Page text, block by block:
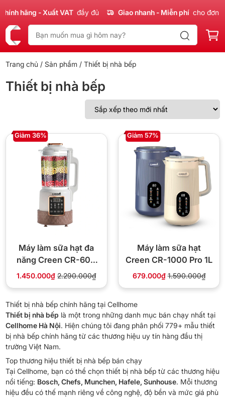
hãng - Xuất VAT đầy đủ Giao nhanh - Miễn phí cho đơn
Trang chủ / Sản phẩm / Thiết bị nhà bếp
Thiết bị nhà bếp
Giảm 36%
Máy làm sữa hạt đa
năng Creen CR-600
cối thủy tinh 1.75L
1.450.000₫ 2.290.000₫
Giảm 57%
Máy làm sữa hạt
Creen CR-1000 Pro 1L
679.000₫ 1.590.000₫
Thiết bị nhà bếp chính hãng tại Cellhome
Thiết bị nhà bếp là một trong những danh mục bán chạy nhất tại
Cellhome Hà Nội. Hiện chúng tôi đang phân phối 779+ mẫu thiết
bị nhà bếp chính hãng từ các thương hiệu uy tín hàng đầu thị
trường Việt Nam.
Top thương hiệu thiết bị nhà bếp bán chạy
Tại Cellhome, bạn có thể chọn thiết bị nhà bếp từ các thương hiệu
nổi tiếng: Bosch, Chefs, Munchen, Hafele, Sunhouse. Mỗi thương
hiệu đều có thế mạnh riêng về công nghệ, độ bền và mức giá phù